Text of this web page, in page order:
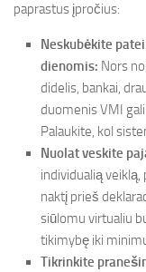
paprastus įpročius:
Neskubėkite
dienomis: Nors
didelis, bankai,
duomenis VMI
Palaukite, kol
Nuolat veskite
individualią
naktį prieš
siūlomu virtualiu
tikimybę iki
Tikrinkite